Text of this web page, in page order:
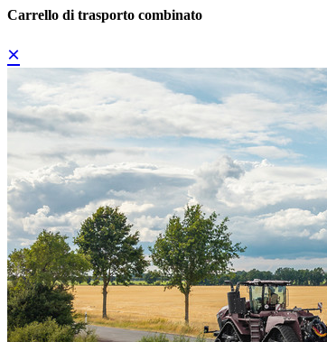
Carrello di trasporto combinato
×